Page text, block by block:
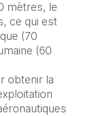
mètres, le
ce qui est
(70
(60
obtenir la